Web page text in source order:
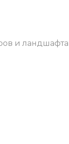
и ландшафта